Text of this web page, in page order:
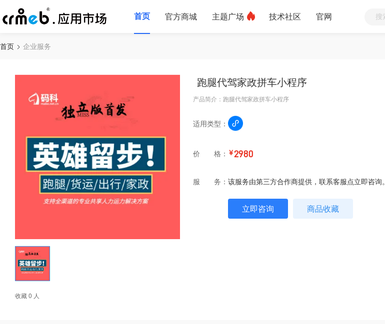
首页 官方商城 主题广场 技术社区 官网
首页 企业服务
收藏 0 人
跑腿代驾家政拼车小程序
产品简介：跑腿代驾家政拼车小程序
适用类型：
价 格： ￥2980
服 务： 该服务由第三方合作商提供，联系客服点立即咨询。
立即咨询 商品收藏